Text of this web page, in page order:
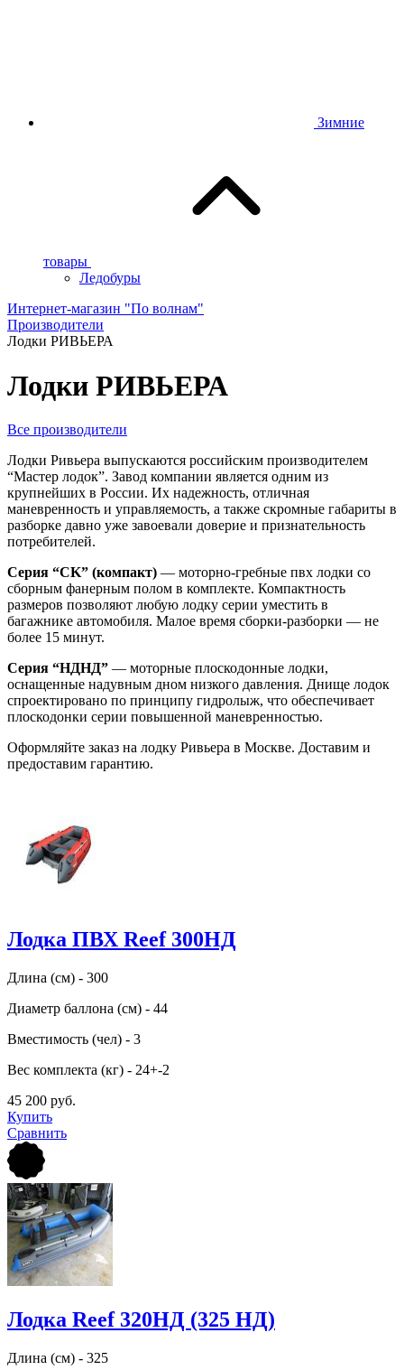
Зимние
товары
Ледобуры
Интернет-магазин "По волнам"
Производители
Лодки РИВЬЕРА
Лодки РИВЬЕРА
Все производители
Лодка ПВХ Reef 300НД
Длина (см) - 300
Диаметр баллона (см) - 44
Вместимость (чел) - 3
Вес комплекта (кг) - 24+-2
45 200 руб.
Купить
Сравнить
Лодка Reef 320НД (325 НД)
Длина (см) - 325
Лодки Ривьера выпускаются российским производителем
“Мастер лодок”. Завод компании является одним из
крупнейших в России. Их надежность, отличная
маневренность и управляемость, а также скромные габариты в
разборке давно уже завоевали доверие и признательность
потребителей.
Серия “CK” (компакт) — моторно-гребные пвх лодки со
сборным фанерным полом в комплекте. Компактность
размеров позволяют любую лодку серии уместить в
багажнике автомобиля. Малое время сборки-разборки — не
более 15 минут.
Серия “НДНД” — моторные плоскодонные лодки,
оснащенные надувным дном низкого давления. Днище лодок
спроектировано по принципу гидролыж, что обеспечивает
плоскодонки серии повышенной маневренностью.
Оформляйте заказ на лодку Ривьера в Москве. Доставим и
предоставим гарантию.